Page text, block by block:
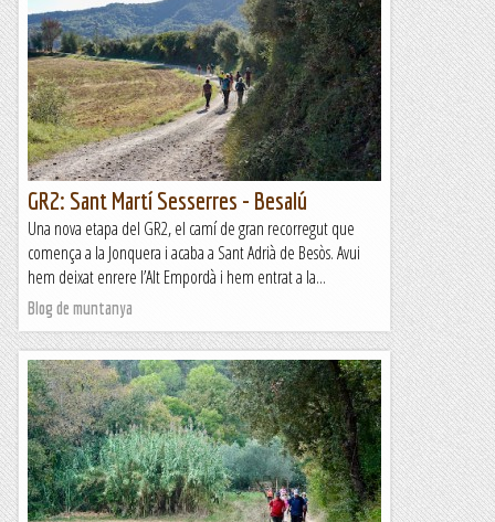
GR2: Sant Martí Sesserres - Besalú
Una nova etapa del GR2, el camí de gran recorregut que
comença a la Jonquera i acaba a Sant Adrià de Besòs. Avui
hem deixat enrere l’Alt Empordà i hem entrat a la...
Blog de muntanya